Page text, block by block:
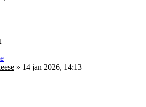
» 14 jan 2026, 14:13